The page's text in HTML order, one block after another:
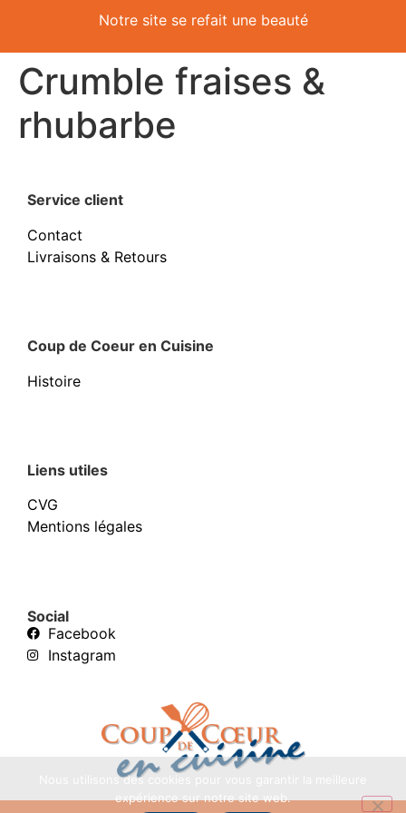
Notre site se refait une beauté
Crumble fraises &
rhubarbe
Service client
Contact
Livraisons & Retours
Coup de Coeur en Cuisine
Histoire
Liens utiles
CVG
Mentions légales
Social
Facebook
Instagram
Nous utilisons des cookies pour vous garantir la meilleure
expérience sur notre site web.